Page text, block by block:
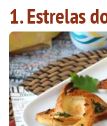
1. Estrelas